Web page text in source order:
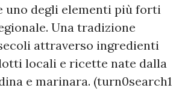
uno degli elementi più forti
Una tradizione
attraverso ingredienti
locali e ricette nate dalla
e marinara. (turn0search1